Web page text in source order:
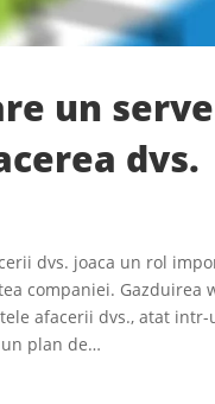
un
dvs.
dvs. joaca un rol
companiei. Gazduirea
afacerii dvs., atat intr-
plan de…